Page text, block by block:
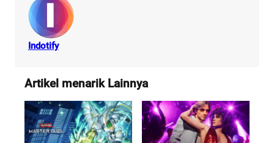
Indotify
Artikel menarik Lainnya